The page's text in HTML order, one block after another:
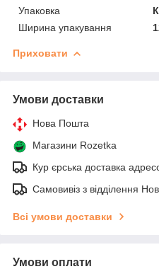
Упаковка
Ширина упакування
Приховати
Умови доставки
Нова Пошта
Магазини Rozetka
Кур єрська доставка
Самовивіз з відділення
Всі умови доставки
Умови оплати